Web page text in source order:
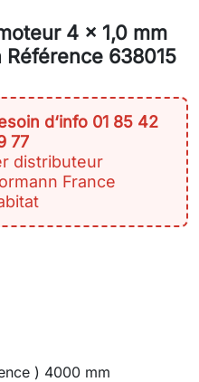
4 x 1,0 mm
638015
d‘info 01 85 42
77
distributeur
France
) 4000 mm